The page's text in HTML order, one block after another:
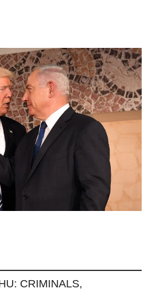
CRIMINALS,